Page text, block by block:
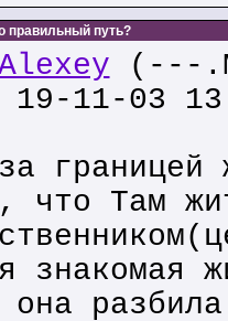
правильный путь?
(---
11-03
границей
что Там
знакомая
она